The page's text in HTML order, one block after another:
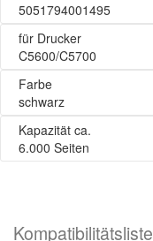
5051794001495
für Drucker
C5600/C5700
Farbe
schwarz
Kapazität ca.
6.000 Seiten
Kompatibilitätsliste